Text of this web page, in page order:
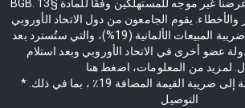
BGB. عرضنا غير موجه للمستهلكين وفقًا للمادة §13 BGB. يخضع للتغييرات
والأخطاء. يقوم الجامعون من دول الاتحاد الأوروبي
أيضًا بدفع وديعة بقيمة ضريبة المبيعات الألمانية (19%)، والتي ستُسترد بعد
عضو أخرى في الاتحاد الأوروبي وبعد استلام
* جميع الأسعار بالإضافة إلى ضريبة القيمة المضافة 19٪ ، بما في ذلك.
التوصيل